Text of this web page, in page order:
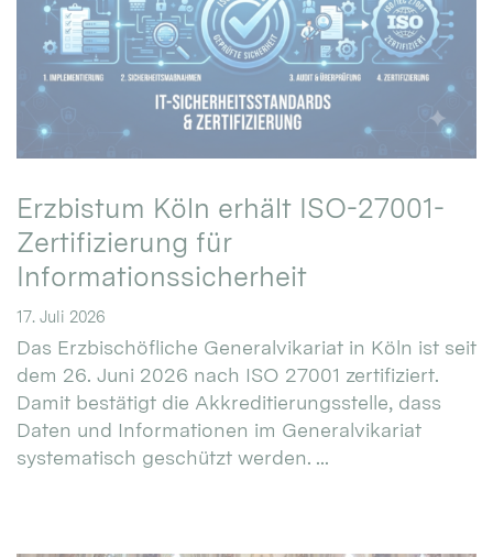
Erzbistum Köln erhält ISO-27001-
Zertifizierung für
Informationssicherheit
17. Juli 2026
Das Erzbischöfliche Generalvikariat in Köln ist seit
dem 26. Juni 2026 nach ISO 27001 zertifiziert.
Damit bestätigt die Akkreditierungsstelle, dass
Daten und Informationen im Generalvikariat
systematisch geschützt werden. ...